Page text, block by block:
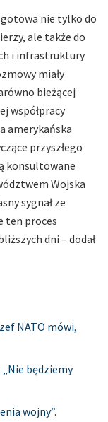
nie tylko do
ale także do
i infrastruktury
miały
bieżącej
współpracy
amerykańska
przyszłego
konsultowane
Wojska
sygnał ze
ten proces
dni – dodał
NATO mówi,
będziemy
wojny”.